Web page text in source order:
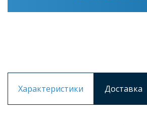
Характеристики Доставка